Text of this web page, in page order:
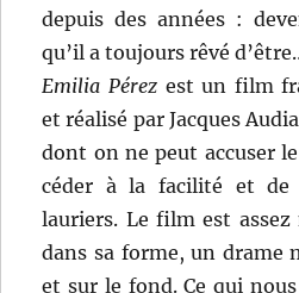
depuis des années :
qu’il a toujours rêvé
Emilia Pérezest un film
et réalisé par Jacques
dont on ne peut accuser
céder à la facilité et de
lauriers. Le film est assez
dans sa forme, un drame
et sur le fond. Ce qui